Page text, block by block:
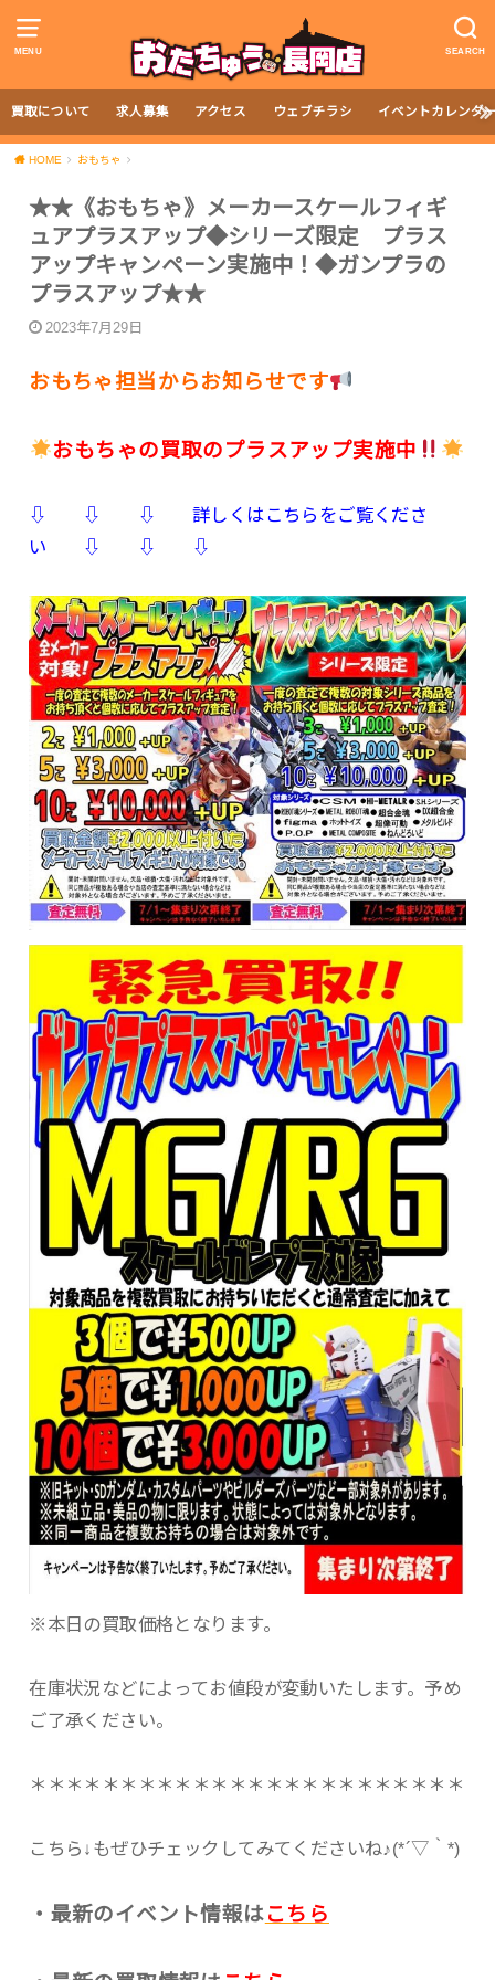
MENU SEARCH
買取について 求人募集 アクセス ウェブチラシ イベントカレンダ
HOME おもちゃ
★★《おもちゃ》メーカースケールフィギ
ュアプラスアップ◆シリーズ限定 プラス
アップキャンペーン実施中！◆ガンプラの
プラスアップ★★
2023年7月29日
おもちゃ担当からお知らせです
おもちゃの買取のプラスアップ実施中
⇩ ⇩ ⇩ 詳しくはこちらをご覧くださ
い ⇩ ⇩ ⇩
※本日の買取価格となります。
在庫状況などによってお値段が変動いたします。予め
ご了承ください。
＊＊＊＊＊＊＊＊＊＊＊＊＊＊＊＊＊＊＊＊＊＊＊＊
こちら↓もぜひチェックしてみてくださいね♪(*´▽｀*)
・最新のイベント情報はこちら